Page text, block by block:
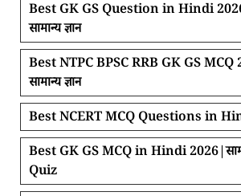
Best GK GS Question in Hindi
सामान्य ज्ञान
Best NTPC BPSC RRB GK GS MCQ
सामान्य ज्ञान
Best NCERT MCQ Questions in
Best GK GS MCQ in Hindi
Quiz